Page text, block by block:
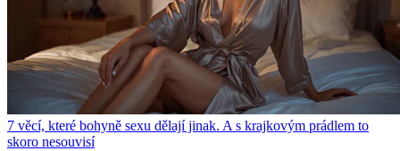
7 věcí, které bohyně sexu dělají jinak. A s krajkovým prádlem to
skoro nesouvisí